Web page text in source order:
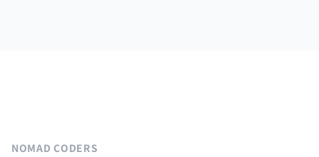
NOMAD CODERS